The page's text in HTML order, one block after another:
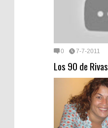
0 7-7-2011
Los 90 de